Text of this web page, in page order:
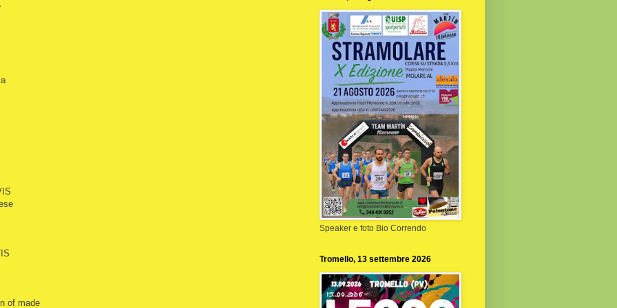
of made
Speaker e foto Bio Correndo
Tromello, 13 settembre 2026